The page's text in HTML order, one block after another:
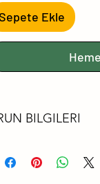
Sepete Ekle
BILGILERI
LÜTFEN FSC®